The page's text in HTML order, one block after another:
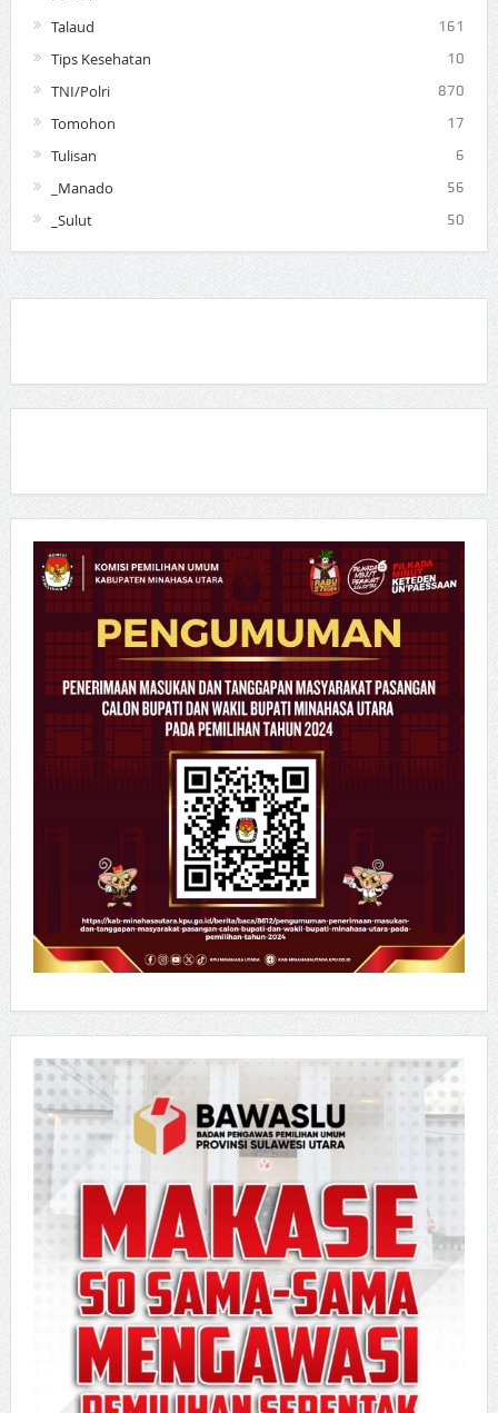
Talaud 161
Tips Kesehatan 10
TNI/Polri 870
Tomohon 17
Tulisan 6
_Manado 56
_Sulut 50